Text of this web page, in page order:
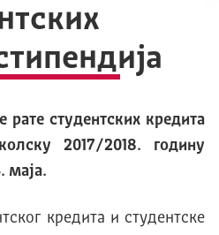
рате студентских кредита
2017/2018. годину
маја.
кредита и студентске